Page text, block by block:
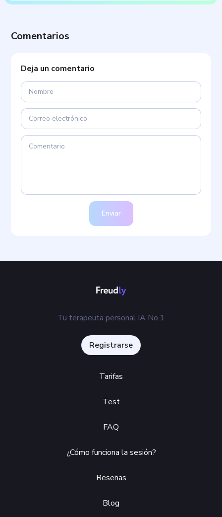
Comentarios
Deja un comentario
Enviar
Tu terapeuta personal IA No.1
Registrarse
Tarifas
Test
FAQ
¿Cómo funciona la sesión?
Reseñas
Blog